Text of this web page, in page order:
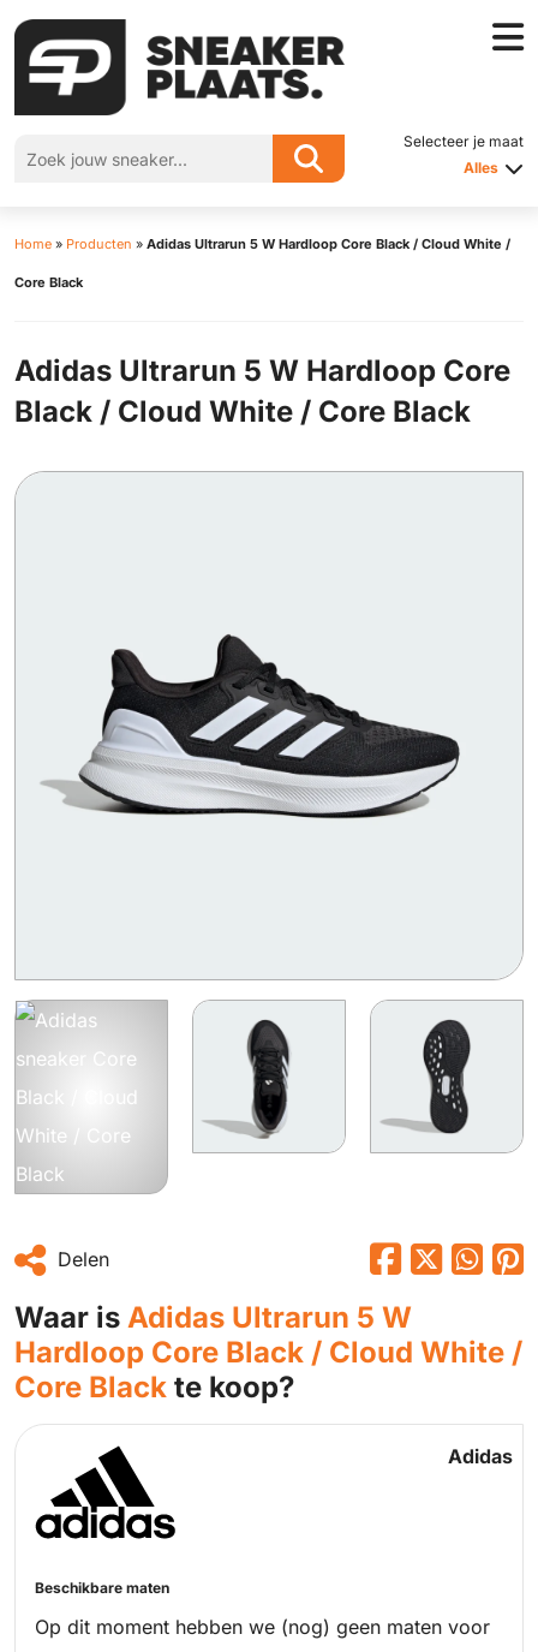
Selecteer je maat
Alles
Home » Producten » Adidas Ultrarun 5 W Hardloop Core Black / Cloud White /
Core Black
Adidas Ultrarun 5 W Hardloop Core
Black / Cloud White / Core Black
Delen
Waar is Adidas Ultrarun 5 W
Hardloop Core Black / Cloud White /
Core Black te koop?
Adidas
Beschikbare maten
Op dit moment hebben we (nog) geen maten voor